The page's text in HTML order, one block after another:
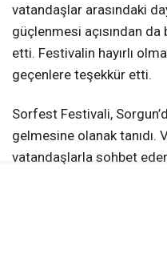
vatandaşlar arasındaki
güçlenmesi açısından da
etti. Festivalin hayırlı
geçenlere teşekkür etti.
Sorfest Festivali,
gelmesine olanak tanıdı.
vatandaşlarla sohbet